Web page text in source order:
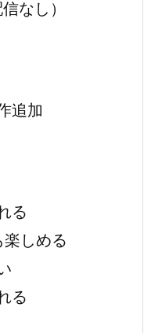
なし）
追加
る
しめる
る